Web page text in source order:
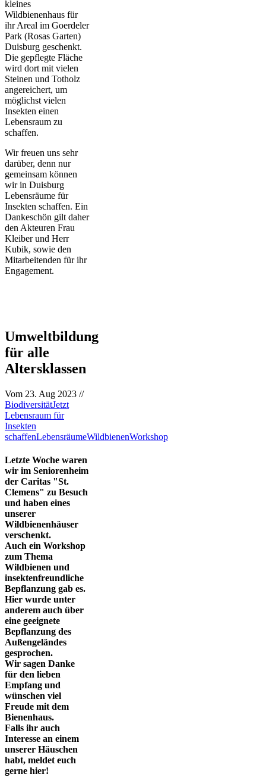
kleines
Wildbienenhaus für
ihr Areal im Goerdeler
Park (Rosas Garten)
Duisburg geschenkt.
Die gepflegte Fläche
wird dort mit vielen
Steinen und Totholz
angereichert, um
möglichst vielen
Insekten einen
Lebensraum zu
schaffen.
Wir freuen uns sehr
darüber, denn nur
gemeinsam können
wir in Duisburg
Lebensräume für
Insekten schaffen. Ein
Dankeschön gilt daher
den Akteuren Frau
Kleiber und Herr
Kubik, sowie den
Mitarbeitenden für ihr
Engagement.
Umweltbildung
für alle
Altersklassen
Vom 23. Aug 2023 //
BiodiversitätJetzt
Lebensraum für
Insekten
schaffenLebensräumeWildbienenWorkshop
Letzte Woche waren
wir im Seniorenheim
der Caritas "St.
Clemens" zu Besuch
und haben eines
unserer
Wildbienenhäuser
verschenkt.
Auch ein Workshop
zum Thema
Wildbienen und
insektenfreundliche
Bepflanzung gab es.
Hier wurde unter
anderem auch über
eine geeignete
Bepflanzung des
Außengeländes
gesprochen.
Wir sagen Danke
für den lieben
Empfang und
wünschen viel
Freude mit dem
Bienenhaus.
Falls ihr auch
Interesse an einem
unserer Häuschen
habt, meldet euch
gerne hier!